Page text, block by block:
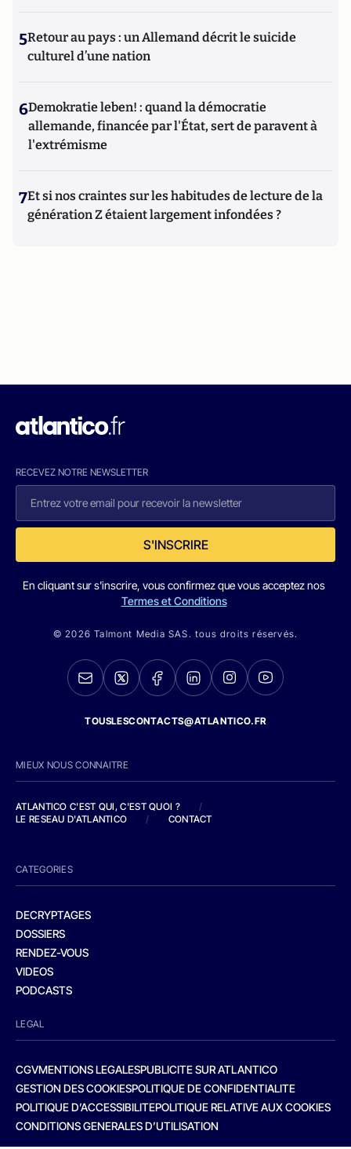
5Retour au pays : un Allemand décrit le suicide
culturel d’une nation
6Demokratie leben! : quand la démocratie
allemande, financée par l'État, sert de paravent à
l'extrémisme
7Et si nos craintes sur les habitudes de lecture de la
génération Z étaient largement infondées ?
RECEVEZ NOTRE NEWSLETTER
S'INSCRIRE
En cliquant sur s'inscrire, vous confirmez que vous acceptez nos
Termes et Conditions
© 2026 Talmont Media SAS. tous droits réservés.
TOUSLESCONTACTS@ATLANTICO.FR
MIEUX NOUS CONNAITRE
ATLANTICO C'EST QUI, C'EST QUOI ?
/
LE RESEAU D'ATLANTICO
/ CONTACT
CATEGORIES
DECRYPTAGES
DOSSIERS
RENDEZ-VOUS
VIDEOS
PODCASTS
LEGAL
CGVMENTIONS LEGALESPUBLICITE SUR ATLANTICO
GESTION DES COOKIESPOLITIQUE DE CONFIDENTIALITE
POLITIQUE D’ACCESSIBILITEPOLITIQUE RELATIVE AUX COOKIES
CONDITIONS GENERALES D’UTILISATION